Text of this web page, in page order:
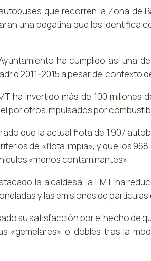
que recorren la Zona de
una pegatina que los identifica
ha cumplido así una
2011-2015 a pesar del contexto
ha invertido más de 100 millones
por otros impulsados por
que la actual flota de 1.907
de «flota limpia», y que los
«menos contaminantes».
la alcaldesa, la EMT ha
y las emisiones de
su satisfacción por el hecho de
«gemelares» o dobles tras la